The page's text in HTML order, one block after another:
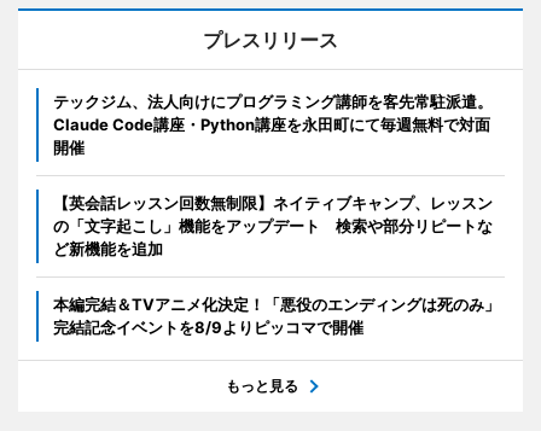
プレスリリース
テックジム、法人向けにプログラミング講師を客先常駐派遣。
Claude Code講座・Python講座を永田町にて毎週無料で対面
開催
【英会話レッスン回数無制限】ネイティブキャンプ、レッスン
の「文字起こし」機能をアップデート 検索や部分リピートな
ど新機能を追加
本編完結＆TVアニメ化決定！「悪役のエンディングは死のみ」
完結記念イベントを8/9よりピッコマで開催
もっと見る